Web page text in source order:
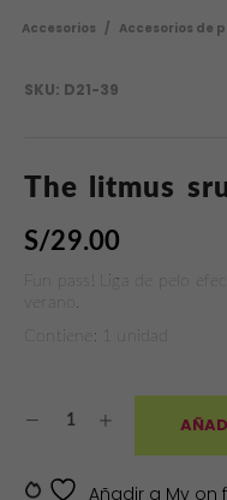
Accesorios / Accesorios de
SKU: D21-39
The litmus
S/29.00
Fun pass! Liga de pelo
verano.
Contiene: 1 unidad
Añadir a My on
SKU:D21-39